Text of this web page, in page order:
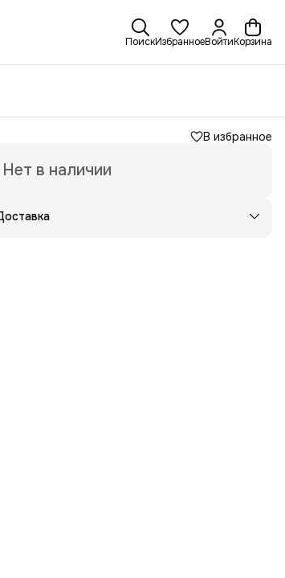
ПоискИзбранноеВойтиКорзина
В избранное
Нет в наличии